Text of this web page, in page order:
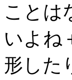
ことは
いよね
形した